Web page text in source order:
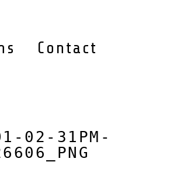
Contact
02-31PM-